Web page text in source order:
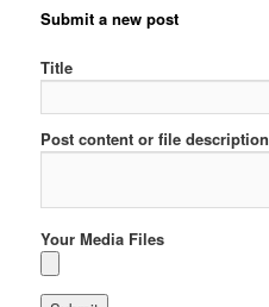
Submit a new post
Title
Post content or file description
Your Media Files